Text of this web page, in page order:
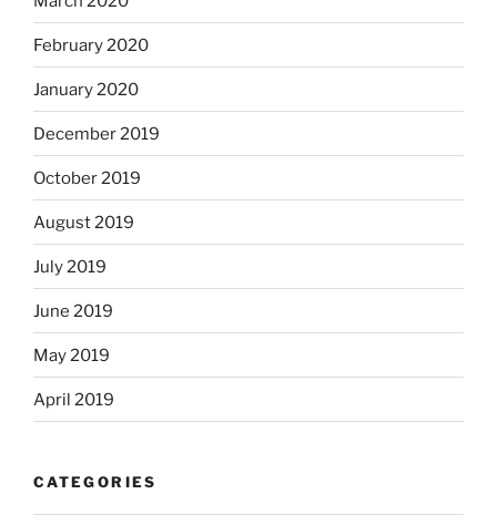
February 2020
January 2020
December 2019
October 2019
August 2019
July 2019
June 2019
May 2019
April 2019
CATEGORIES